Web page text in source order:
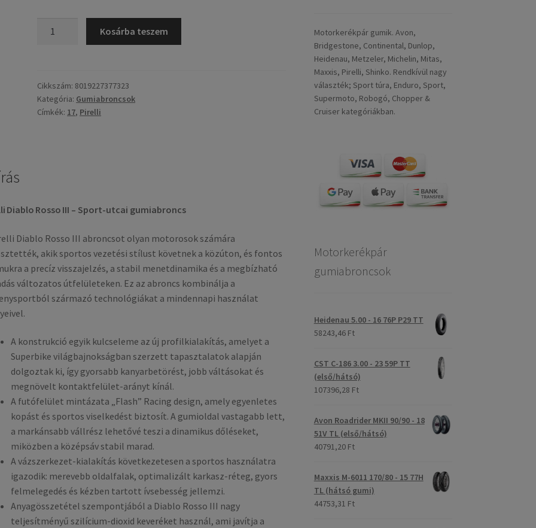
(K)
120/70
ZR
Kosárba teszem
Cikkszám: 8019227377323
Kategória: Gumiabroncsok
Címkék: 17, Pirelli
Diablo Rosso III – Sport-utcai gumiabroncs
Diablo Rosso III abroncsot olyan motorosok számára
akik sportos vezetési stílust követnek a közúton, és fontos
a precíz visszajelzés, a stabil menetdinamika és a megbízható
változatos útfelületeken. Ez az abroncs kombinálja a
származó technológiákat a mindennapi használat
A konstrukció egyik kulcseleme az új profilkialakítás, amelyet a
Superbike világbajnokságban szerzett tapasztalatok alapján
dolgoztak ki, így gyorsabb kanyarbetörést, jobb váltásokat és
megnövelt kontaktfelület-arányt kínál.
A futófelület mintázata „Flash” Racing design, amely egyenletes
kopást és sportos viselkedést biztosít. A gumioldal vastagabb lett,
a markánsabb vállrész lehetővé teszi a dinamikus dőléseket,
miközben a középsáv stabil marad.
A vázszerkezet-kialakítás következetesen a sportos használatra
igazodik: merevebb oldalfalak, optimalizált karkasz-réteg, gyors
felmelegedés és kézben tartott ívsebesség jellemzi.
Anyagösszetétel szempontjából a Diablo Rosso III nagy
teljesítményű szilícium-dioxid keveréket használ, ami javítja a
Motorkerékpár gumik. Avon,
Bridgestone, Continental, Dunlop,
Heidenau, Metzeler, Michelin, Mitas,
Maxxis, Pirelli, Shinko. Rendkívül nagy
választék; Sport túra, Enduro, Sport,
Supermoto, Robogó, Chopper &
Cruiser kategóriákban.
Motorkerékpár
gumiabroncsok
Heidenau 5.00 - 16 76P P29 TT
58243,46 Ft
CST C-186 3.00 - 23 59P TT
(első/hátsó)
107396,28 Ft
Avon Roadrider MKII 90/90 - 18
51V TL (első/hátsó)
40791,20 Ft
Maxxis M-6011 170/80 - 15 77H
TL (hátsó gumi)
44753,31 Ft